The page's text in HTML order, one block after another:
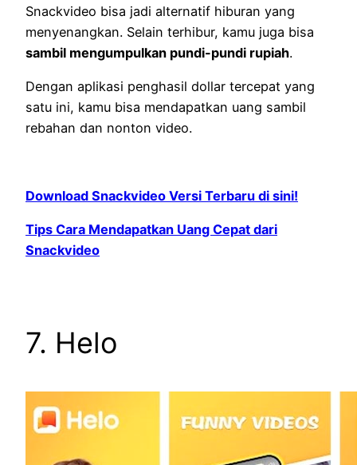
Snackvideo bisa jadi alternatif hiburan yang
menyenangkan. Selain terhibur, kamu juga bisa
sambil mengumpulkan pundi-pundi rupiah.
Dengan aplikasi penghasil dollar tercepat yang
satu ini, kamu bisa mendapatkan uang sambil
rebahan dan nonton video.
Download Snackvideo Versi Terbaru di sini!
Tips Cara Mendapatkan Uang Cepat dari
Snackvideo
7. Helo